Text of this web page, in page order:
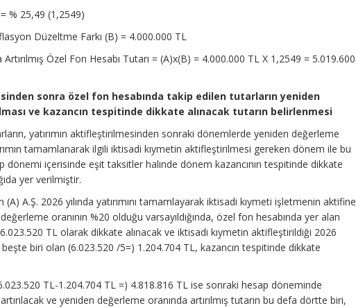
% 25,49 (1,2549)
Düzeltme Farkı (B) = 4.000.000 TL
Özel Fon Hesabı Tutarı = (A)x(B) = 4.000.000 TL X 1,2549 = 5.019.600
sonra özel fon hesabında takip edilen tutarların yeniden
ve kazancın tespitinde dikkate alınacak tutarın belirlenmesi
yatırımın aktifleştirilmesinden sonraki dönemlerde yeniden değerleme
tamamlanarak ilgili iktisadi kıymetin aktifleştirilmesi gereken dönem ile bu
içerisinde eşit taksitler halinde dönem kazancının tespitinde dikkate
yer verilmiştir.
A.Ş. 2026 yılında yatırımını tamamlayarak iktisadi kıymeti işletmenin aktifine
oranının %20 olduğu varsayıldığında, özel fon hesabında yer alan
TL olarak dikkate alınacak ve iktisadi kıymetin aktifleştirildiği 2026
biri olan (6.023.520 /5=) 1.204.704 TL, kazancın tespitinde dikkate
TL-1.204.704 TL =) 4.818.816 TL ise sonraki hesap döneminde
ve yeniden değerleme oranında artırılmış tutarın bu defa dörtte biri,